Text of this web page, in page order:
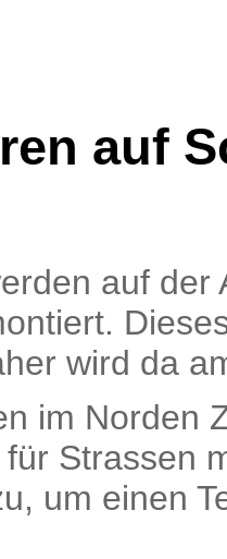
auf
auf
wird da
im Norden
Strassen
um einen